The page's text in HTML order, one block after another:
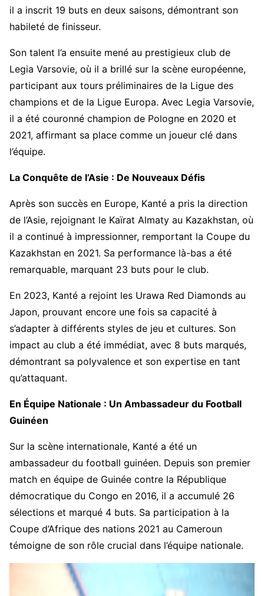
il a inscrit 19 buts en deux saisons, démontrant son
habileté de finisseur.
Son talent l’a ensuite mené au prestigieux club de
Legia Varsovie, où il a brillé sur la scène européenne,
participant aux tours préliminaires de la Ligue des
champions et de la Ligue Europa. Avec Legia Varsovie,
il a été couronné champion de Pologne en 2020 et
2021, affirmant sa place comme un joueur clé dans
l’équipe.
La Conquête de l’Asie : De Nouveaux Défis
Après son succès en Europe, Kanté a pris la direction
de l’Asie, rejoignant le Kaïrat Almaty au Kazakhstan, où
il a continué à impressionner, remportant la Coupe du
Kazakhstan en 2021. Sa performance là-bas a été
remarquable, marquant 23 buts pour le club.
En 2023, Kanté a rejoint les Urawa Red Diamonds au
Japon, prouvant encore une fois sa capacité à
s’adapter à différents styles de jeu et cultures. Son
impact au club a été immédiat, avec 8 buts marqués,
démontrant sa polyvalence et son expertise en tant
qu’attaquant.
En Équipe Nationale : Un Ambassadeur du Football
Guinéen
Sur la scène internationale, Kanté a été un
ambassadeur du football guinéen. Depuis son premier
match en équipe de Guinée contre la République
démocratique du Congo en 2016, il a accumulé 26
sélections et marqué 4 buts. Sa participation à la
Coupe d’Afrique des nations 2021 au Cameroun
témoigne de son rôle crucial dans l’équipe nationale.